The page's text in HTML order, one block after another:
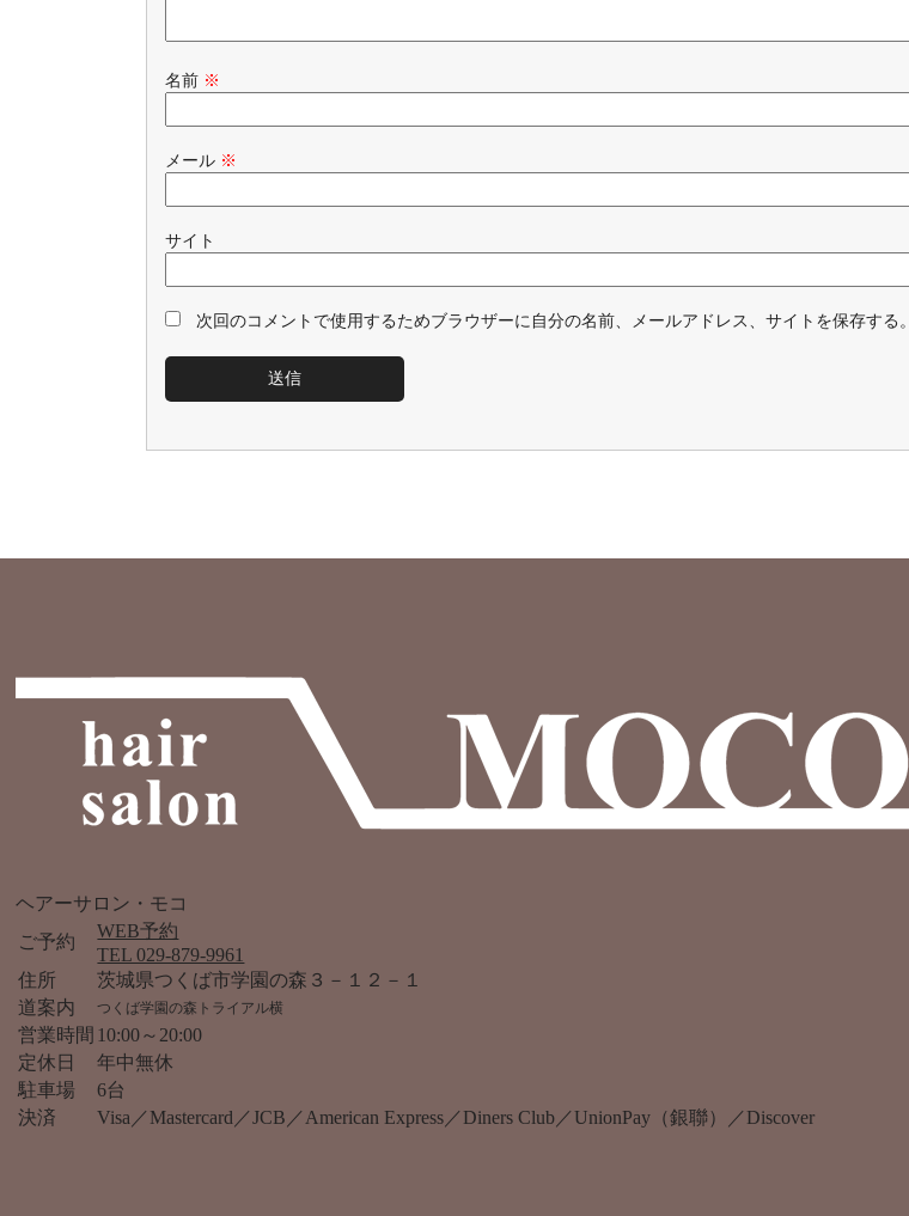
名前 ※
メール ※
サイト
次回のコメントで使用するためブラウザーに自分の名前、メールアドレス、サイトを保存する。
ヘアーサロン・モコ
ご予約
WEB予約
TEL 029-879-9961
住所
茨城県つくば市学園の森３－１２－１
道案内
つくば学園の森トライアル横
営業時間 10:00～20:00
定休日
年中無休
駐車場
6台
決済
Visa／Mastercard／JCB／American Express／Diners Club／UnionPay（銀聯）／Discover